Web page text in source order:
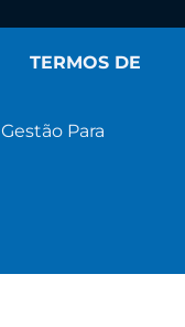
TERMOS DE
Para